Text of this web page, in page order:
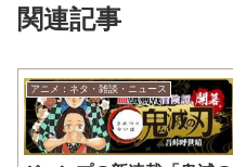
関連記事
アニメ：ネタ・雑談・ニュース